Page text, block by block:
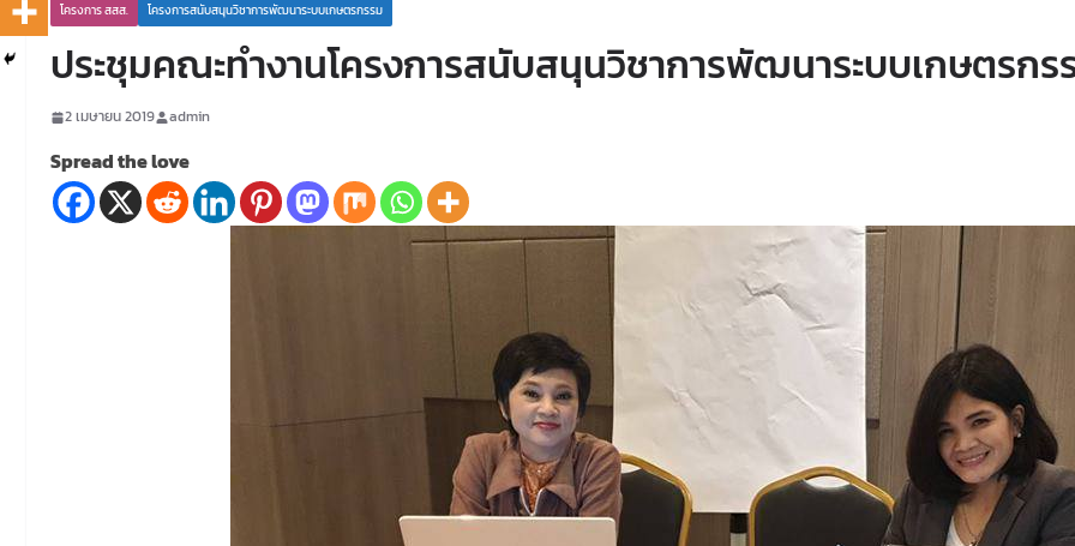
โครงการ สสส. โครงการสนับสนุนวิชาการพัฒนาระบบเกษตรกรรม
ประชุมคณะทำงานโครงการสนับสนุนวิชาการพัฒนาระบบเกษตรกร
2 เมษายน 2019 admin
Spread the love